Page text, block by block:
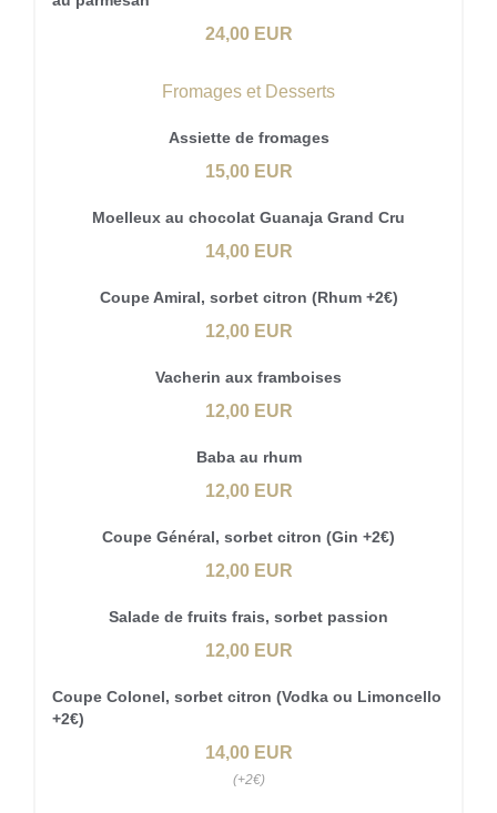
24,00 EUR
Fromages et Desserts
Assiette de fromages
15,00 EUR
Moelleux au chocolat Guanaja Grand Cru
14,00 EUR
Coupe Amiral, sorbet citron (Rhum +2€)
12,00 EUR
Vacherin aux framboises
12,00 EUR
Baba au rhum
12,00 EUR
Coupe Général, sorbet citron (Gin +2€)
12,00 EUR
Salade de fruits frais, sorbet passion
12,00 EUR
Coupe Colonel, sorbet citron (Vodka ou Limoncello
+2€)
14,00 EUR
(+2€)